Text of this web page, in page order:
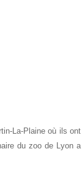
La-Plaine où ils ont
du zoo de Lyon a